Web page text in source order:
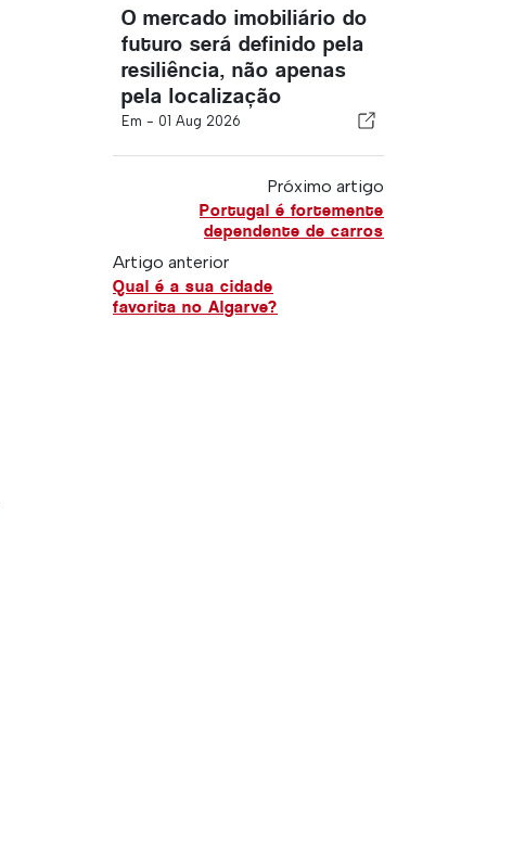
O mercado imobiliário do
futuro será definido pela
resiliência, não apenas
pela localização
Em - 01 Aug 2026
Próximo artigo
Portugal é fortemente
dependente de carros
Artigo anterior
Qual é a sua cidade
favorita no Algarve?